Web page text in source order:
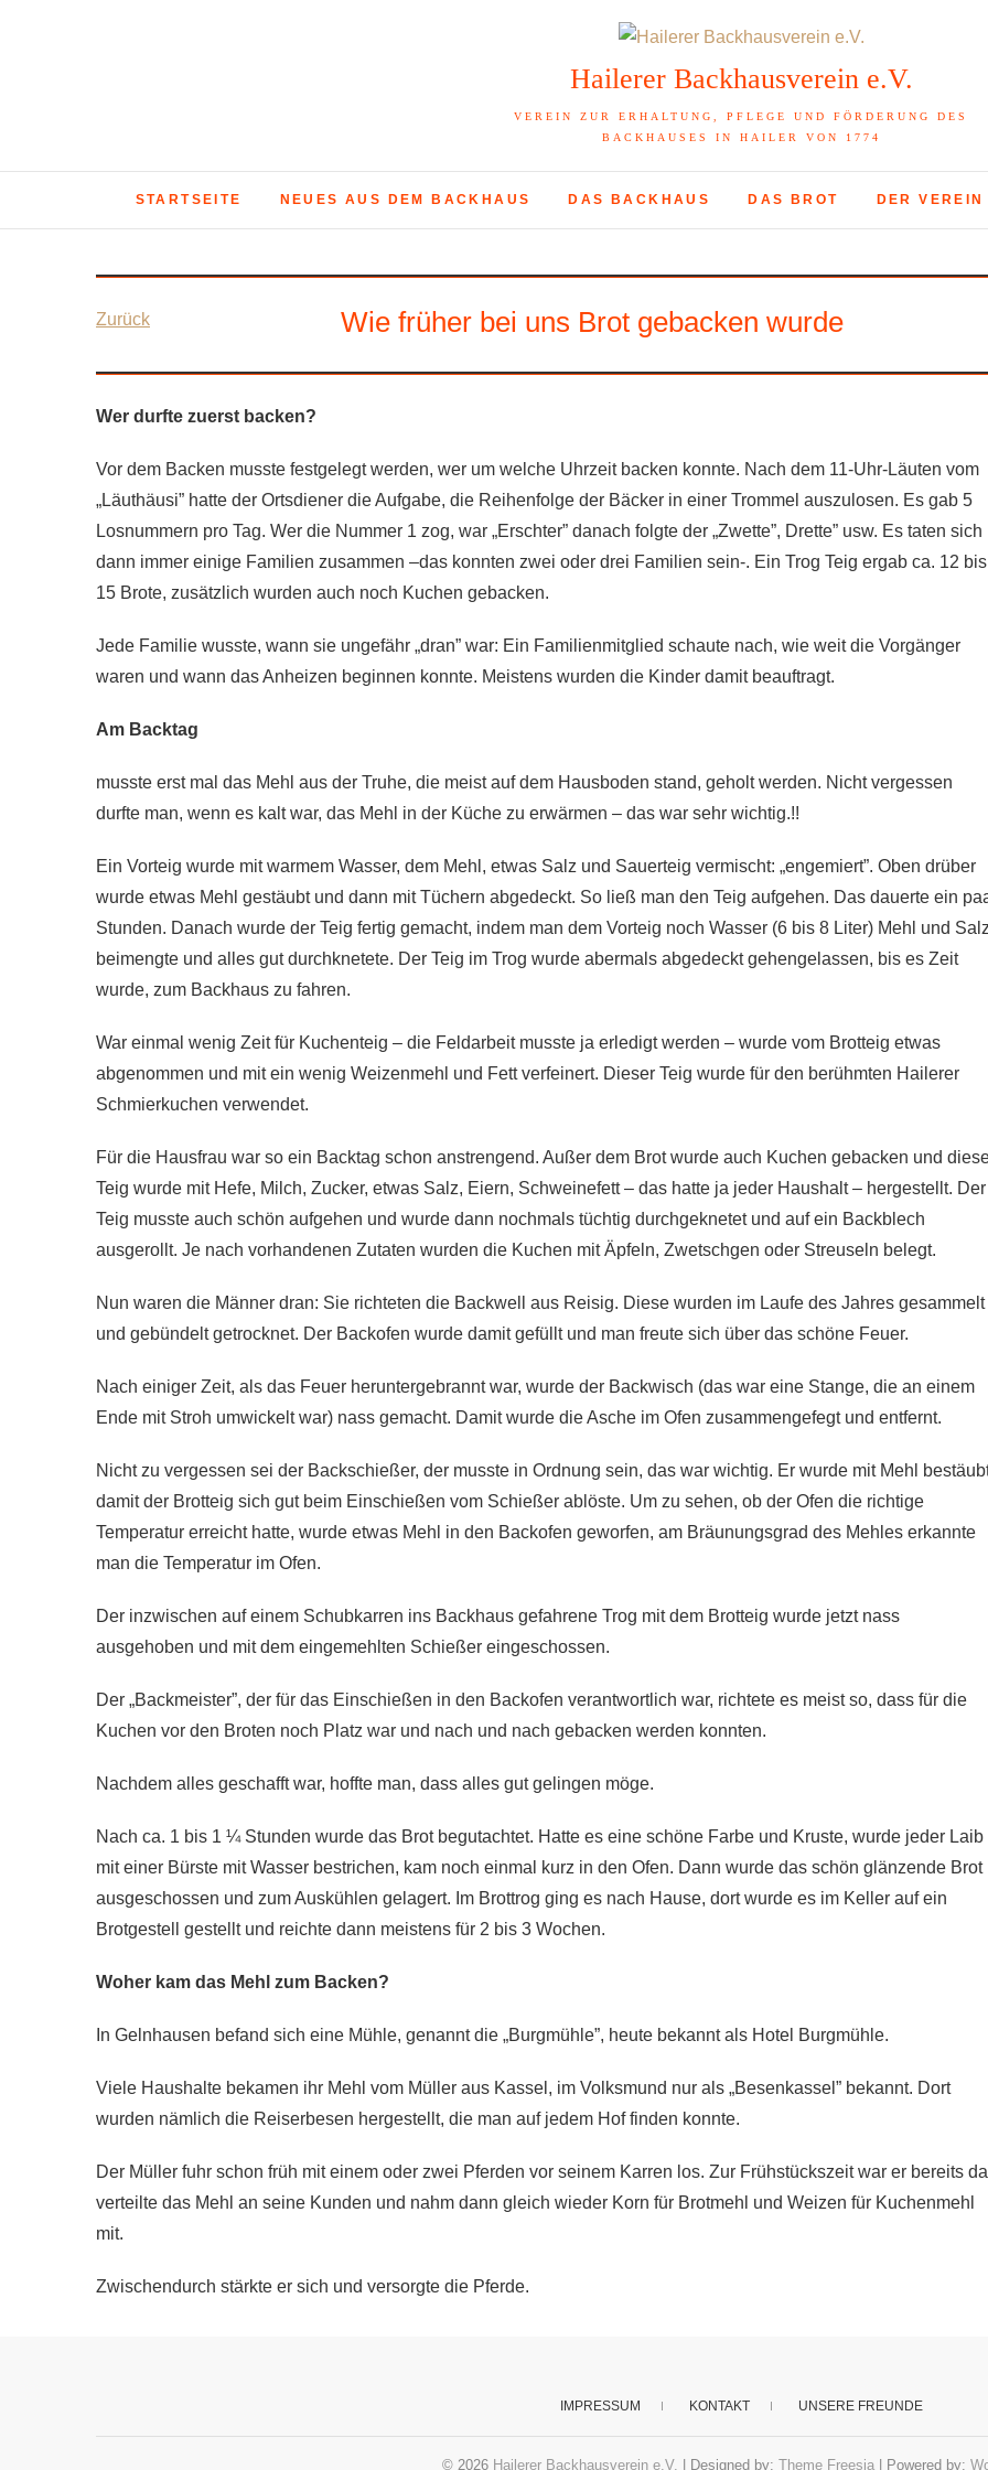
Hailerer Backhausverein e.V.
VEREIN ZUR ERHALTUNG, PFLEGE UND FÖRDERUNG DES
BACKHAUSES IN HAILER VON 1774
STARTSEITE NEUES AUS DEM BACKHAUS DAS BACKHAUS DAS BROT DER VEREIN
Zurück Wie früher bei uns Brot gebacken wurde
Wer durfte zuerst backen?
Vor dem Backen musste festgelegt werden, wer um welche Uhrzeit backen konnte. Nach dem 11-Uhr-Läuten vom
„Läuthäusi” hatte der Ortsdiener die Aufgabe, die Reihenfolge der Bäcker in einer Trommel auszulosen. Es gab 5
Losnummern pro Tag. Wer die Nummer 1 zog, war „Erschter” danach folgte der „Zwette”, Drette” usw. Es taten sich
dann immer einige Familien zusammen –das konnten zwei oder drei Familien sein-. Ein Trog Teig ergab ca. 12 bis
15 Brote, zusätzlich wurden auch noch Kuchen gebacken.
Jede Familie wusste, wann sie ungefähr „dran” war: Ein Familienmitglied schaute nach, wie weit die Vorgänger
waren und wann das Anheizen beginnen konnte. Meistens wurden die Kinder damit beauftragt.
Am Backtag
musste erst mal das Mehl aus der Truhe, die meist auf dem Hausboden stand, geholt werden. Nicht vergessen
durfte man, wenn es kalt war, das Mehl in der Küche zu erwärmen – das war sehr wichtig.!!
Ein Vorteig wurde mit warmem Wasser, dem Mehl, etwas Salz und Sauerteig vermischt: „engemiert”. Oben drüber
wurde etwas Mehl gestäubt und dann mit Tüchern abgedeckt. So ließ man den Teig aufgehen. Das dauerte ein
Stunden. Danach wurde der Teig fertig gemacht, indem man dem Vorteig noch Wasser (6 bis 8 Liter) Mehl und
beimengte und alles gut durchknetete. Der Teig im Trog wurde abermals abgedeckt gehengelassen, bis es Zeit
wurde, zum Backhaus zu fahren.
War einmal wenig Zeit für Kuchenteig – die Feldarbeit musste ja erledigt werden – wurde vom Brotteig etwas
abgenommen und mit ein wenig Weizenmehl und Fett verfeinert. Dieser Teig wurde für den berühmten Hailerer
Schmierkuchen verwendet.
Für die Hausfrau war so ein Backtag schon anstrengend. Außer dem Brot wurde auch Kuchen gebacken und
Teig wurde mit Hefe, Milch, Zucker, etwas Salz, Eiern, Schweinefett – das hatte ja jeder Haushalt – hergestellt. Der
Teig musste auch schön aufgehen und wurde dann nochmals tüchtig durchgeknetet und auf ein Backblech
ausgerollt. Je nach vorhandenen Zutaten wurden die Kuchen mit Äpfeln, Zwetschgen oder Streuseln belegt.
Nun waren die Männer dran: Sie richteten die Backwell aus Reisig. Diese wurden im Laufe des Jahres gesammelt
und gebündelt getrocknet. Der Backofen wurde damit gefüllt und man freute sich über das schöne Feuer.
Nach einiger Zeit, als das Feuer heruntergebrannt war, wurde der Backwisch (das war eine Stange, die an einem
Ende mit Stroh umwickelt war) nass gemacht. Damit wurde die Asche im Ofen zusammengefegt und entfernt.
Nicht zu vergessen sei der Backschießer, der musste in Ordnung sein, das war wichtig. Er wurde mit Mehl
damit der Brotteig sich gut beim Einschießen vom Schießer ablöste. Um zu sehen, ob der Ofen die richtige
Temperatur erreicht hatte, wurde etwas Mehl in den Backofen geworfen, am Bräunungsgrad des Mehles erkannte
man die Temperatur im Ofen.
Der inzwischen auf einem Schubkarren ins Backhaus gefahrene Trog mit dem Brotteig wurde jetzt nass
ausgehoben und mit dem eingemehlten Schießer eingeschossen.
Der „Backmeister”, der für das Einschießen in den Backofen verantwortlich war, richtete es meist so, dass für die
Kuchen vor den Broten noch Platz war und nach und nach gebacken werden konnten.
Nachdem alles geschafft war, hoffte man, dass alles gut gelingen möge.
Nach ca. 1 bis 1 ¼ Stunden wurde das Brot begutachtet. Hatte es eine schöne Farbe und Kruste, wurde jeder Laib
mit einer Bürste mit Wasser bestrichen, kam noch einmal kurz in den Ofen. Dann wurde das schön glänzende Brot
ausgeschossen und zum Auskühlen gelagert. Im Brottrog ging es nach Hause, dort wurde es im Keller auf ein
Brotgestell gestellt und reichte dann meistens für 2 bis 3 Wochen.
Woher kam das Mehl zum Backen?
In Gelnhausen befand sich eine Mühle, genannt die „Burgmühle”, heute bekannt als Hotel Burgmühle.
Viele Haushalte bekamen ihr Mehl vom Müller aus Kassel, im Volksmund nur als „Besenkassel” bekannt. Dort
wurden nämlich die Reiserbesen hergestellt, die man auf jedem Hof finden konnte.
Der Müller fuhr schon früh mit einem oder zwei Pferden vor seinem Karren los. Zur Frühstückszeit war er bereits
verteilte das Mehl an seine Kunden und nahm dann gleich wieder Korn für Brotmehl und Weizen für Kuchenmehl
mit.
Zwischendurch stärkte er sich und versorgte die Pferde.
IMPRESSUM KONTAKT UNSERE FREUNDE
© 2026 Hailerer Backhausverein e.V. | Designed by: Theme Freesia| Powered by: